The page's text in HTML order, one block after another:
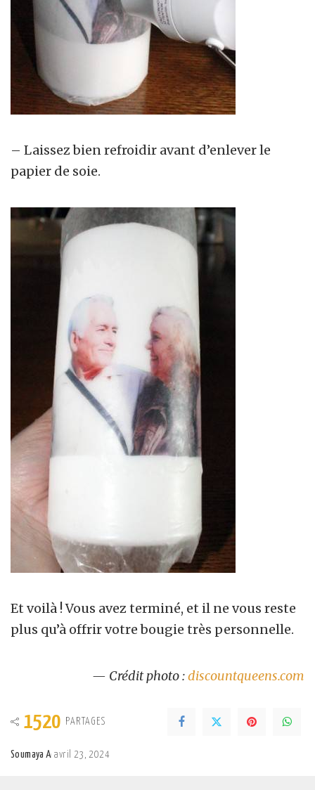
– Laissez bien refroidir avant d’enlever le
papier de soie.
Et voilà ! Vous avez terminé, et il ne vous reste
plus qu’à offrir votre bougie très personnelle.
— Crédit photo :discountqueens.com
1520 PARTAGES
Posted
Soumaya A avril 23, 2024